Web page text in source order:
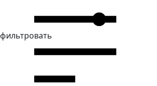
фильтровать